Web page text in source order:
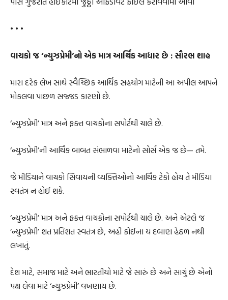
• • •
વાચકો જ ‘ન્યુઝપ્રેમી’નો એક માત્ર આર્થિક આધાર છે : સૌરભ શાહ
મારા દરેક લેખ સાથે સ્વૈચ્છિક આર્થિક સહયોગ માટેની આ અપીલ આપને
મોકલવા પાછળ સજ્જડ કારણો છે.
‘ન્યુઝપ્રેમી’ માત્ર અને ફક્ત વાચકોના સપોર્ટથી ચાલે છે.
‘ન્યુઝપ્રેમી’ની આર્થિક બાબત સંભાળવા માટેનો સોર્સ એક જ છે— તમે.
જે મીડિયાને વાચકો સિવાયની વ્યક્તિઓનો આર્થિક ટેકો હોય તે મીડિયા
સ્વતંત્ર ન હોઈ શકે.
‘ન્યુઝપ્રેમી’ માત્ર અને ફક્ત વાચકોના સપોર્ટથી ચાલે છે. અને એટલે જ
‘ન્યુઝપ્રેમી’ શત પ્રતિશત સ્વતંત્ર છે, અહીં કોઈના ય દબાણ હેઠળ નથી
લખાતું.
દેશ માટે, સમાજ માટે અને ભારતીયો માટે જે સારું છે અને સાચું છે એનો
પક્ષ લેવા માટે ‘ન્યુઝપ્રેમી’ વખણાય છે.